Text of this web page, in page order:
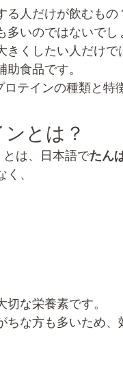
る人だけが飲むも
いのではないでし
きくしたい人だけ
食品です。
テインの種類と特
とは？
は、日本語でたん
、
な栄養素です。
ちな方も多いため